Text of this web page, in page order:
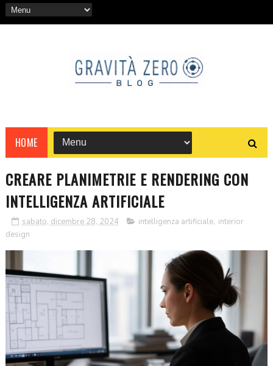
HOME
CREARE PLANIMETRIE E RENDERING CON
INTELLIGENZA ARTIFICIALE
sabato, dicembre 28, 2024 intelligenza artificiale, interior
design